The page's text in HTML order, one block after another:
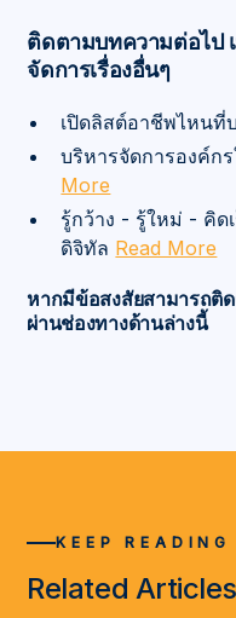
ติดตามบทความต่อไป
จัดการเรื่องอื่นๆ
เปิดลิสต์อาชีพไหนที่
บริหารจัดการองค์ก
More
รู้กว้าง - รู้ใหม่ - คิด
ดิจิทัล Read More
หากมีข้อสงสัยสามารถติด
ผ่านช่องทางด้านล่างนี้
KEEP READING
Related Articles